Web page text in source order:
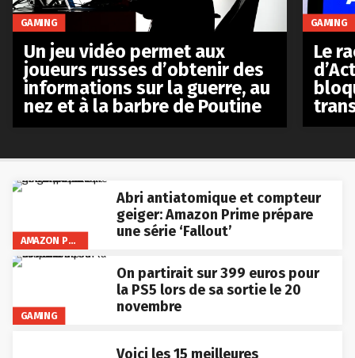
AMAZON PRIME VIDEO
Abri antiatomique et compteur
geiger: Amazon Prime prépare
une série ‘Fallout’
GAMING
On partirait sur 399 euros pour
la PS5 lors de sa sortie le 20
novembre
Voici les 15 meilleures
GAMING
Un jeu vidéo permet aux
joueurs russes d’obtenir des
informations sur la guerre, au
nez et à la barbre de Poutine
GAMING
Le